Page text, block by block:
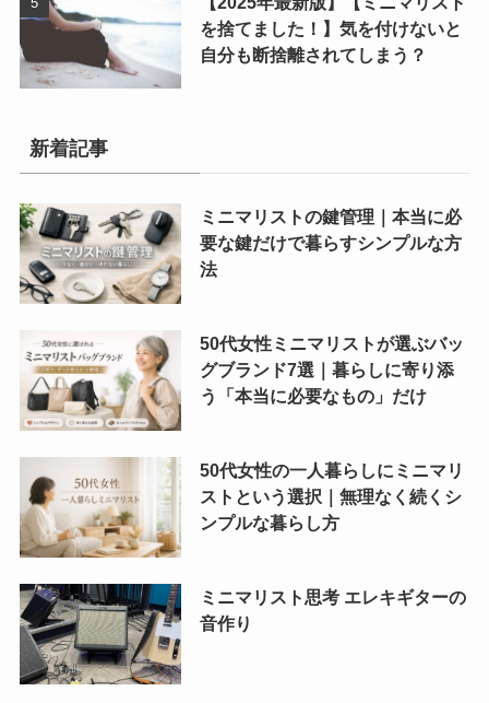
を捨てました！】気を付けないと
自分も断捨離されてしまう？
新着記事
ミニマリストの鍵管理｜本当に必
要な鍵だけで暮らすシンプルな方
法
50代女性ミニマリストが選ぶバッ
グブランド7選｜暮らしに寄り添
う「本当に必要なもの」だけ
50代女性の一人暮らしにミニマリ
ストという選択｜無理なく続くシ
ンプルな暮らし方
ミニマリスト思考 エレキギターの
音作り